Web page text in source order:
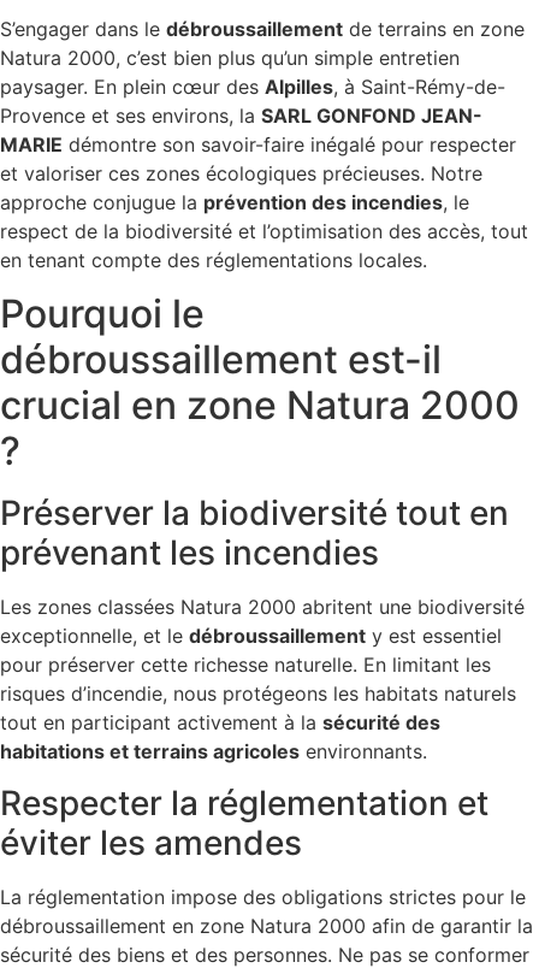
S’engager dans le débroussaillement de terrains en zone
Natura 2000, c’est bien plus qu’un simple entretien
paysager. En plein cœur des Alpilles, à Saint-Rémy-de-
Provence et ses environs, la SARL GONFOND JEAN-
MARIE démontre son savoir-faire inégalé pour respecter
et valoriser ces zones écologiques précieuses. Notre
approche conjugue la prévention des incendies, le
respect de la biodiversité et l’optimisation des accès, tout
en tenant compte des réglementations locales.
Pourquoi le
débroussaillement est-il
crucial en zone Natura 2000
?
Préserver la biodiversité tout en
prévenant les incendies
Les zones classées Natura 2000 abritent une biodiversité
exceptionnelle, et le débroussaillement y est essentiel
pour préserver cette richesse naturelle. En limitant les
risques d’incendie, nous protégeons les habitats naturels
tout en participant activement à la sécurité des
habitations et terrains agricoles environnants.
Respecter la réglementation et
éviter les amendes
La réglementation impose des obligations strictes pour le
débroussaillement en zone Natura 2000 afin de garantir la
sécurité des biens et des personnes. Ne pas se conformer